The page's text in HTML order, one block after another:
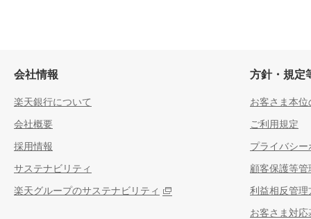
会社情報
楽天銀行について
会社概要
採用情報
サステナビリティ
楽天グループのサステナビリティ
方針・規定
お客さま本
ご利用規定
プライバシー
顧客保護等管
利益相反管理
お客さま対応